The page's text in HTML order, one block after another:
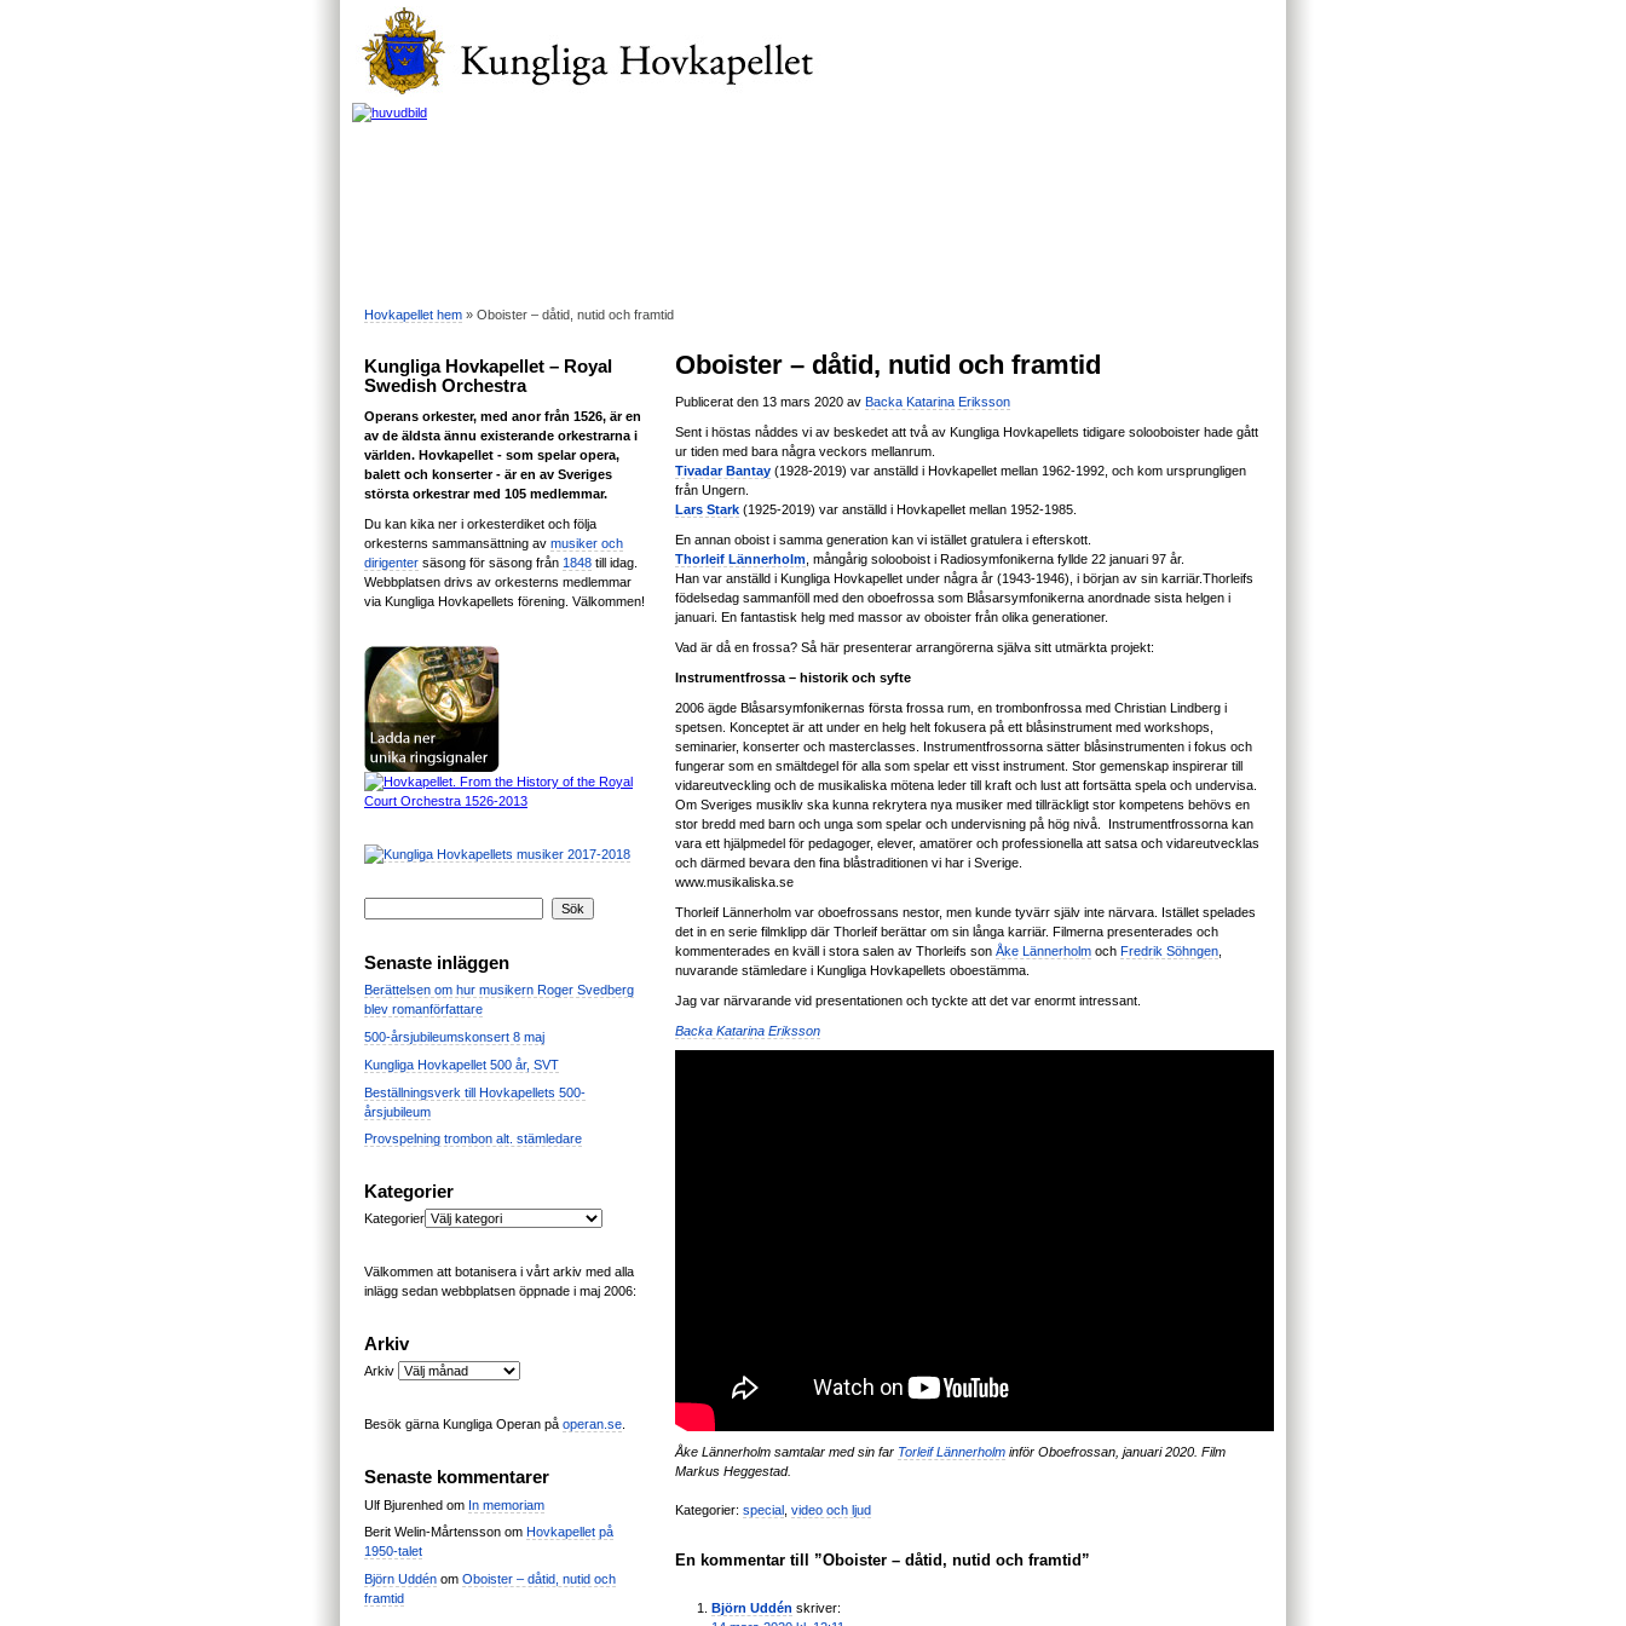
Hovkapellet hem » Oboister – dåtid, nutid och framtid
Kungliga Hovkapellet – Royal
Swedish Orchestra
Operans orkester, med anor från 1526, är en
av de äldsta ännu existerande orkestrarna i
världen. Hovkapellet - som spelar opera,
balett och konserter - är en av Sveriges
största orkestrar med 105 medlemmar.
Du kan kika ner i orkesterdiket och följa
orkesterns sammansättning av musiker och
dirigenter säsong för säsong från 1848 till idag.
Webbplatsen drivs av orkesterns medlemmar
via Kungliga Hovkapellets förening. Välkommen!
Senaste inläggen
Berättelsen om hur musikern Roger Svedberg
blev romanförfattare
500-årsjubileumskonsert 8 maj
Kungliga Hovkapellet 500 år, SVT
Beställningsverk till Hovkapellets 500-
årsjubileum
Provspelning trombon alt. stämledare
Kategorier
Kategorier
Välkommen att botanisera i vårt arkiv med alla
inlägg sedan webbplatsen öppnade i maj 2006:
Arkiv
Arkiv
Besök gärna Kungliga Operan på operan.se
Senaste kommentarer
Ulf Bjurenhed om In memoriam
Berit Welin-Mårtensson om Hovkapellet på
1950-talet
Björn Uddén om Oboister – dåtid, nutid och
framtid
Oboister – dåtid, nutid och framtid
Publicerat den 13 mars 2020 av Backa Katarina Eriksson
Sent i höstas nåddes vi av beskedet att två av Kungliga Hovkapellets tidigare solooboister hade gått
ur tiden med bara några veckors mellanrum.
Tivadar Bantay (1928-2019) var anställd i Hovkapellet mellan 1962-1992, och kom ursprungligen
från Ungern.
Lars Stark (1925-2019) var anställd i Hovkapellet mellan 1952-1985.
En annan oboist i samma generation kan vi istället gratulera i efterskott.
Thorleif Lännerholm , mångårig solooboist i Radiosymfonikerna fyllde 22 januari 97 år.
Han var anställd i Kungliga Hovkapellet under några år (1943-1946), i början av sin karriär.Thorleifs
födelsedag sammanföll med den oboefrossa som Blåsarsymfonikerna anordnade sista helgen i
januari. En fantastisk helg med massor av oboister från olika generationer.
Vad är då en frossa? Så här presenterar arrangörerna själva sitt utmärkta projekt:
Instrumentfrossa – historik och syfte
2006 ägde Blåsarsymfonikernas första frossa rum, en trombonfrossa med Christian Lindberg i
spetsen. Konceptet är att under en helg helt fokusera på ett blåsinstrument med workshops,
seminarier, konserter och masterclasses. Instrumentfrossorna sätter blåsinstrumenten i fokus och
fungerar som en smältdegel för alla som spelar ett visst instrument. Stor gemenskap inspirerar till
vidareutveckling och de musikaliska mötena leder till kraft och lust att fortsätta spela och undervisa.
Om Sveriges musikliv ska kunna rekrytera nya musiker med tillräckligt stor kompetens behövs en
stor bredd med barn och unga som spelar och undervisning på hög nivå. Instrumentfrossorna kan
vara ett hjälpmedel för pedagoger, elever, amatörer och professionella att satsa och vidareutvecklas
och därmed bevara den fina blåstraditionen vi har i Sverige.
www.musikaliska.se
Thorleif Lännerholm var oboefrossans nestor, men kunde tyvärr själv inte närvara. Istället spelades
det in en serie filmklipp där Thorleif berättar om sin långa karriär. Filmerna presenterades och
kommenterades en kväll i stora salen av Thorleifs son Åke Lännerholm och Fredrik Söhngen
nuvarande stämledare i Kungliga Hovkapellets oboestämma.
Jag var närvarande vid presentationen och tyckte att det var enormt intressant.
Backa Katarina Eriksson
Åke Lännerholm samtalar med sin far Torleif Lännerholm inför Oboefrossan, januari 2020. Film
Markus Heggestad.
Kategorier: special video och ljud
En kommentar till ”Oboister – dåtid, nutid och framtid”
Björn Uddén skriver: